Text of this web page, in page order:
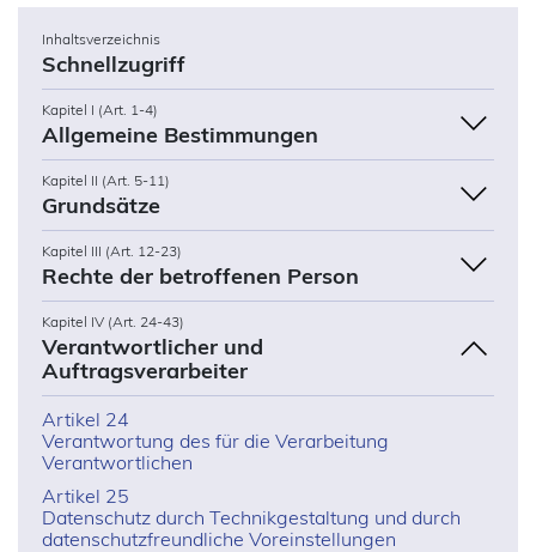
Inhaltsverzeichnis
Schnellzugriff
Kapitel I (Art. 1-4)
Allgemeine Bestimmungen
Kapitel II (Art. 5-11)
Grundsätze
Kapitel III (Art. 12-23)
Rechte der betroffenen Person
Kapitel IV (Art. 24-43)
Verantwortlicher und
Auftragsverarbeiter
Artikel 24
Verantwortung des für die Verarbeitung
Verantwortlichen
Artikel 25
Datenschutz durch Technikgestaltung und durch
datenschutzfreundliche Voreinstellungen